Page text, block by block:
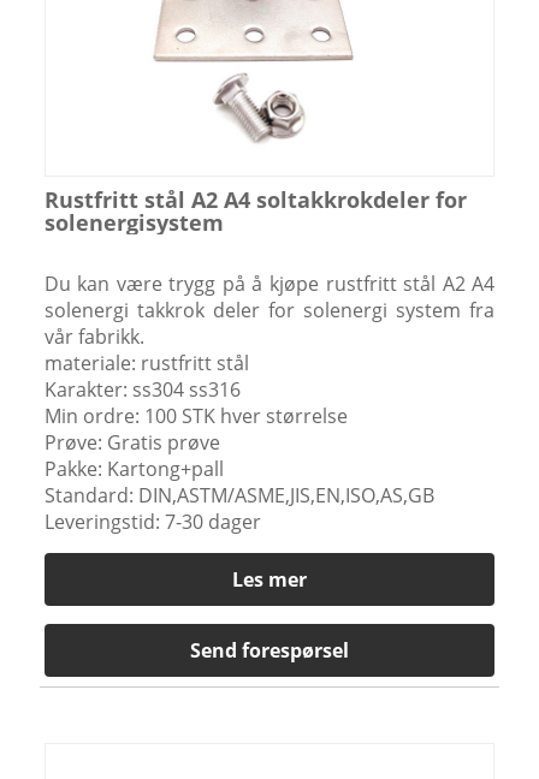
Rustfritt stål A2 A4 soltakkrokdeler for
solenergisystem
Du kan være trygg på å kjøpe rustfritt stål A2 A4
solenergi takkrok deler for solenergi system fra
vår fabrikk.
materiale: rustfritt stål
Karakter: ss304 ss316
Min ordre: 100 STK hver størrelse
Prøve: Gratis prøve
Pakke: Kartong+pall
Standard: DIN,ASTM/ASME,JIS,EN,ISO,AS,GB
Leveringstid: 7-30 dager
Les mer
Send forespørsel